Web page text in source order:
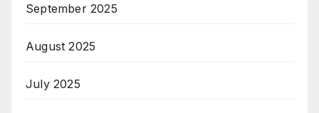
September 2025
August 2025
July 2025